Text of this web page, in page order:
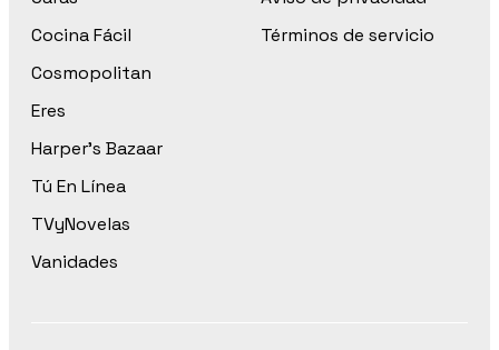
Cocina Fácil
Cosmopolitan
Eres
Harper’s Bazaar
Tú En Línea
TVyNovelas
Vanidades
Términos de servicio